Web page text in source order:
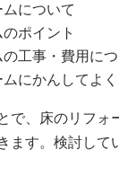
について
ポイント
工事・費用に
にかんしてよ
で、床のリフォ
ます。検討して